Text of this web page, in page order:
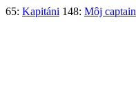
65: Kapitáni 148: Môj